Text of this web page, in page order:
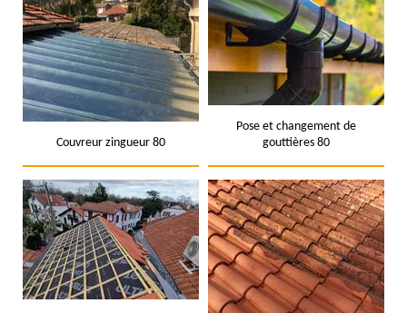
Couvreur zingueur 80
Pose et changement de
gouttières 80